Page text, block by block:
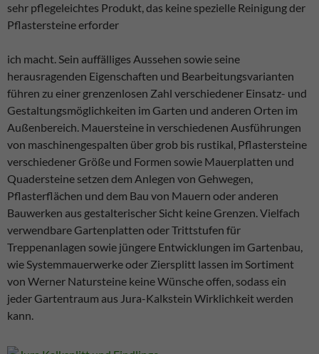
sehr pflegeleichtes Produkt, das keine spezielle Reinigung der
Pflastersteine erforder
ich macht. Sein auffälliges Aussehen sowie seine
herausragenden Eigenschaften und Bearbeitungsvarianten
führen zu einer grenzenlosen Zahl verschiedener Einsatz- und
Gestaltungsmöglichkeiten im Garten und anderen Orten im
Außenbereich. Mauersteine in verschiedenen Ausführungen
von maschinengespalten über grob bis rustikal, Pflastersteine
verschiedener Größe und Formen sowie Mauerplatten und
Quadersteine setzen dem Anlegen von Gehwegen,
Pflasterflächen und dem Bau von Mauern oder anderen
Bauwerken aus gestalterischer Sicht keine Grenzen. Vielfach
verwendbare Gartenplatten oder Trittstufen für
Treppenanlagen sowie jüngere Entwicklungen im Gartenbau,
wie Systemmauerwerke oder Ziersplitt lassen im Sortiment
von Werner Natursteine keine Wünsche offen, sodass ein
jeder Gartentraum aus Jura-Kalkstein Wirklichkeit werden
kann.